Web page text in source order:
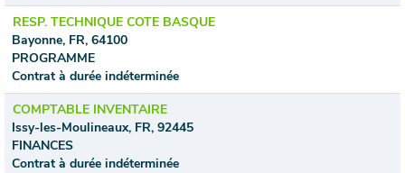
RESP. TECHNIQUE COTE BASQUE
Bayonne, FR, 64100
PROGRAMME
Contrat à durée indéterminée
COMPTABLE INVENTAIRE
Issy-les-Moulineaux, FR, 92445
FINANCES
Contrat à durée indéterminée